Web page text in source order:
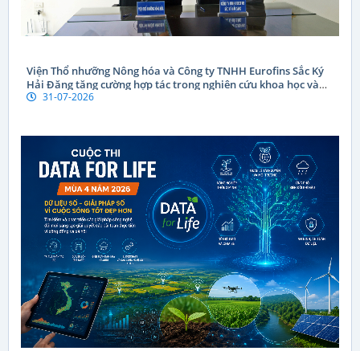
Viện Thổ nhưỡng Nông hóa và Công ty TNHH Eurofins Sắc Ký
Hải Đăng tăng cường hợp tác trong nghiên cứu khoa học và
chuyển giao công nghệ
31-07-2026